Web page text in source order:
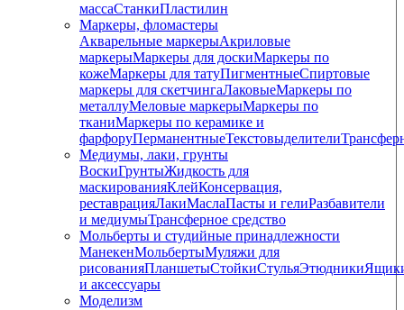
массаСтанкиПластилин
Маркеры, фломастеры
Акварельные маркерыАкриловые
маркерыМаркеры для доскиМаркеры по
кожеМаркеры для татуПигментныеCпиртовые
маркеры для скетчингаЛаковыеМаркеры по
металлуМеловые маркерыМаркеры по
тканиМаркеры по керамике и
фарфоруПерманентныеТекстовыделители
Медиумы, лаки, грунты
ВоскиГрунтыЖидкость для
маскированияКлейКонсервация,
реставрацияЛакиМаслаПасты и гелиРазбавители
и медиумыТрансферное средство
Мольберты и студийные принадлежности
МанекенМольбертыМуляжи для
рисованияПланшетыСтойкиСтульяЭтюдники
и аксессуары
Моделизм